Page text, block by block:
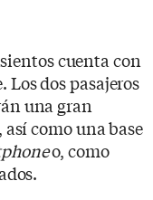
cuenta con
dos pasajeros
una gran
como una base
o, como